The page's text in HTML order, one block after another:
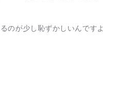
のが少し恥ずかしいんですよ